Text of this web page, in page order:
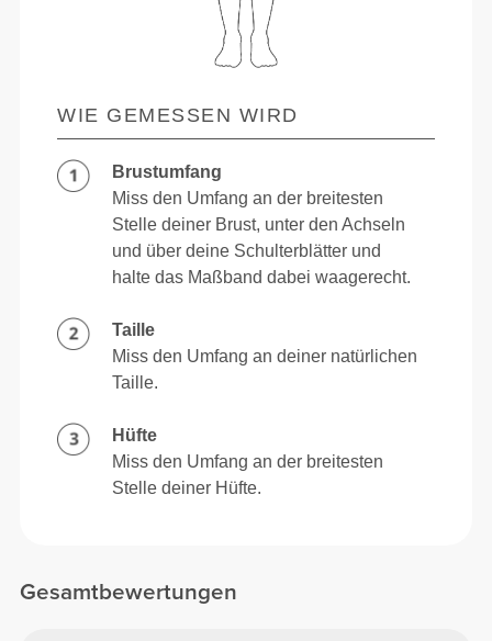
Gesamtbewertungen
WIE GEMESSEN WIRD
Brustumfang
Miss den Umfang an der breitesten
Stelle deiner Brust, unter den Achseln
und über deine Schulterblätter und
halte das Maßband dabei waagerecht.
Taille
Miss den Umfang an deiner natürlichen
Taille.
Hüfte
Miss den Umfang an der breitesten
Stelle deiner Hüfte.